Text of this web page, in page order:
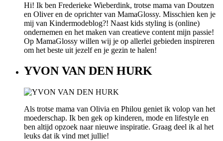
Hi! Ik ben Frederieke Wieberdink, trotse mama van Doutzen
en Oliver en de oprichter van MamaGlossy. Misschien ken je
mij van Kindermodeblog?! Naast kids styling is (online)
ondernemen en het maken van creatieve content mijn passie!
Op MamaGlossy willen wij je op allerlei gebieden inspireren
om het beste uit jezelf en je gezin te halen!
YVON VAN DEN HURK
Als trotse mama van Olivia en Philou geniet ik volop van het
moederschap. Ik ben gek op kinderen, mode en lifestyle en
ben altijd opzoek naar nieuwe inspiratie. Graag deel ik al het
leuks dat ik vind met jullie!